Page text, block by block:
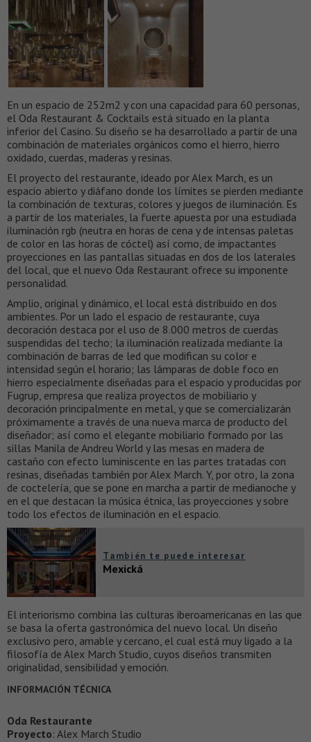
En un espacio de 252m2 y con una capacidad para 60 personas,
el Oda Restaurant & Cocktails está situado en la planta
inferior del Casino. Su diseño se ha desarrollado a partir de una
combinación de materiales orgánicos como el hierro, hierro
oxidado, cuerdas, maderas y resinas.
El proyecto del restaurante, ideado por Alex March, es un
espacio abierto y diáfano donde los límites se pierden mediante
la combinación de texturas, colores y juegos de iluminación. Es
a partir de los materiales, la fuerte apuesta por una estudiada
iluminación rgb (neutra en horas de cena y de intensas paletas
de color en las horas de cóctel) así como, de impactantes
proyecciones en las pantallas situadas en dos de los laterales
del local, que el nuevo Oda Restaurant ofrece su imponente
personalidad.
Amplio, original y dinámico, el local está distribuido en dos
ambientes. Por un lado el espacio de restaurante, cuya
decoración destaca por el uso de 8.000 metros de cuerdas
suspendidas del techo; la iluminación realizada mediante la
combinación de barras de led que modifican su color e
intensidad según el horario; las lámparas de doble foco en
hierro especialmente diseñadas para el espacio y producidas por
Fugrup, empresa que realiza proyectos de mobiliario y
decoración principalmente en metal, y que se comercializarán
próximamente a través de una nueva marca de producto del
diseñador; así como el elegante mobiliario formado por las
sillas Manila de Andreu World y las mesas en madera de
castaño con efecto luminiscente en las partes tratadas con
resinas, diseñadas también por Alex March. Y, por otro, la zona
de coctelería, que se pone en marcha a partir de medianoche y
en el que destacan la música étnica, las proyecciones y sobre
todo los efectos de iluminación en el espacio.
También te puede interesar
Mexická
El interiorismo combina las culturas iberoamericanas en las que
se basa la oferta gastronómica del nuevo local. Un diseño
exclusivo pero, amable y cercano, el cual está muy ligado a la
filosofía de Alex March Studio, cuyos diseños transmiten
originalidad, sensibilidad y emoción.
INFORMACIÓN TÉCNICA
Oda Restaurante
Proyecto: Alex March Studio